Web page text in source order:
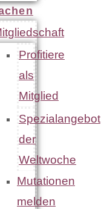
Profitiere
als
Mitglied
Spezialangebot
der
Weltwoche
Mutationen
melden